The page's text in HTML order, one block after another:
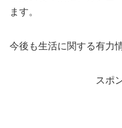
ます。
今後も生活に関する有力
スポ